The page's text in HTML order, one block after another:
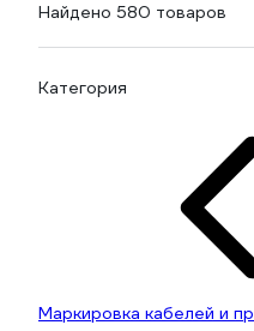
Найдено 580 товаров
Категория
Маркировка кабелей и